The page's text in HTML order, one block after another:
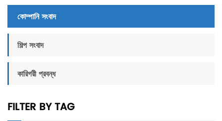
কোম্পানি সংবাদ
শিল্প সংবাদ
কারিগরী প্রবন্ধ
FILTER BY TAG